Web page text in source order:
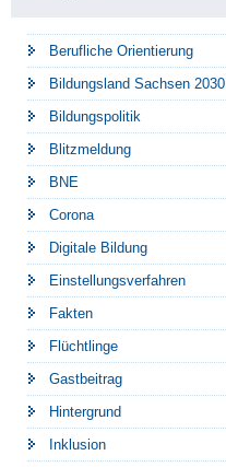
Berufliche Orientierung
Bildungsland Sachsen 2030
Bildungspolitik
Blitzmeldung
BNE
Corona
Digitale Bildung
Einstellungsverfahren
Fakten
Flüchtlinge
Gastbeitrag
Hintergrund
Inklusion